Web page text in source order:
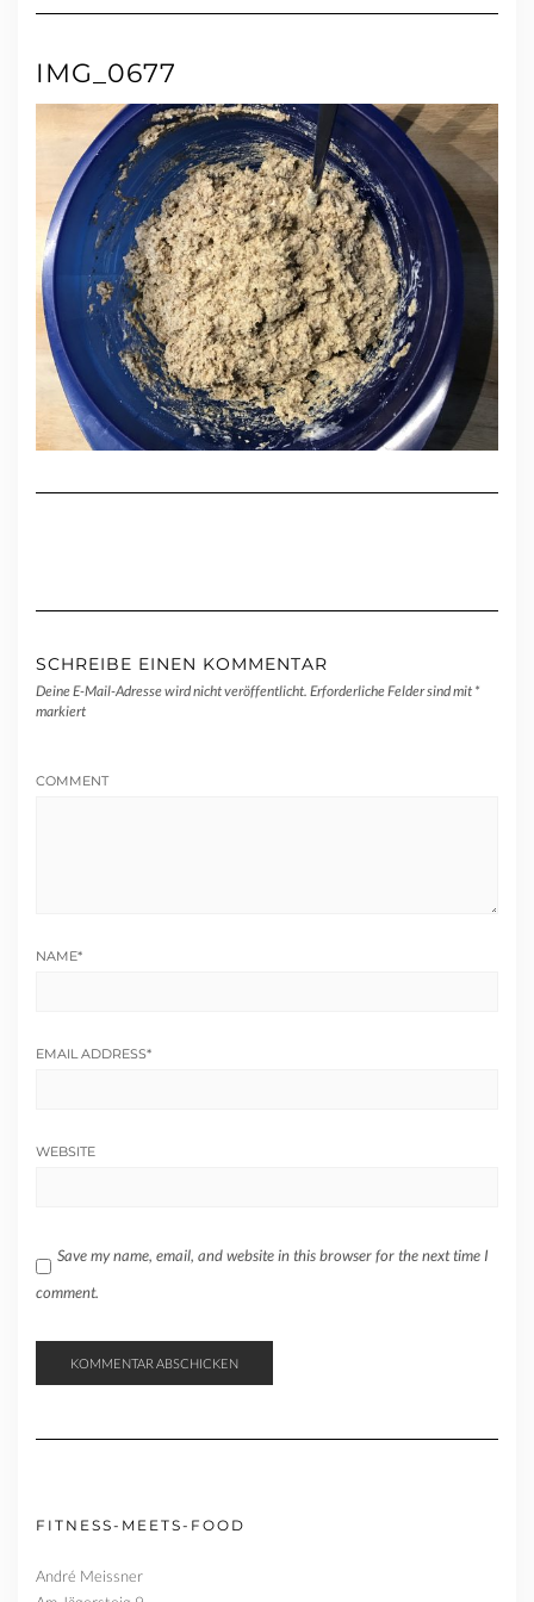
IMG_0677
SCHREIBE EINEN KOMMENTAR
Deine E-Mail-Adresse wird nicht veröffentlicht. Erforderliche Felder sind mit *
markiert
COMMENT
NAME*
EMAIL ADDRESS*
WEBSITE
Save my name, email, and website in this browser for the next time I
comment.
FITNESS-MEETS-FOOD
André Meissner